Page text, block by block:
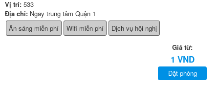
Vị trí: 533
Địa chỉ: Ngay trung tâm Quận 1
Ăn sáng miễn phí
Wifi miễn phí Dịch vụ hội nghị
Giá từ:
1 VND
Đặt phòng